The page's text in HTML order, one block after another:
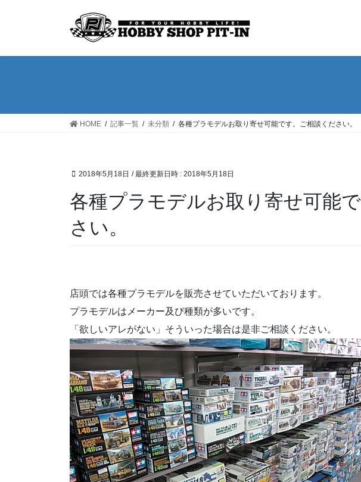
HOME 記事一覧 未分類 各種プラモデルお取り寄せ可能です。ご相談ください。
2018年5月18日 / 最終更新日時 : 2018年5月18日
各種プラモデルお取り寄せ可能
さい。
店頭では各種プラモデルを販売させていただいております。
プラモデルはメーカー及び種類が多いです。
「欲しいアレがない」そういった場合は是非ご相談ください。